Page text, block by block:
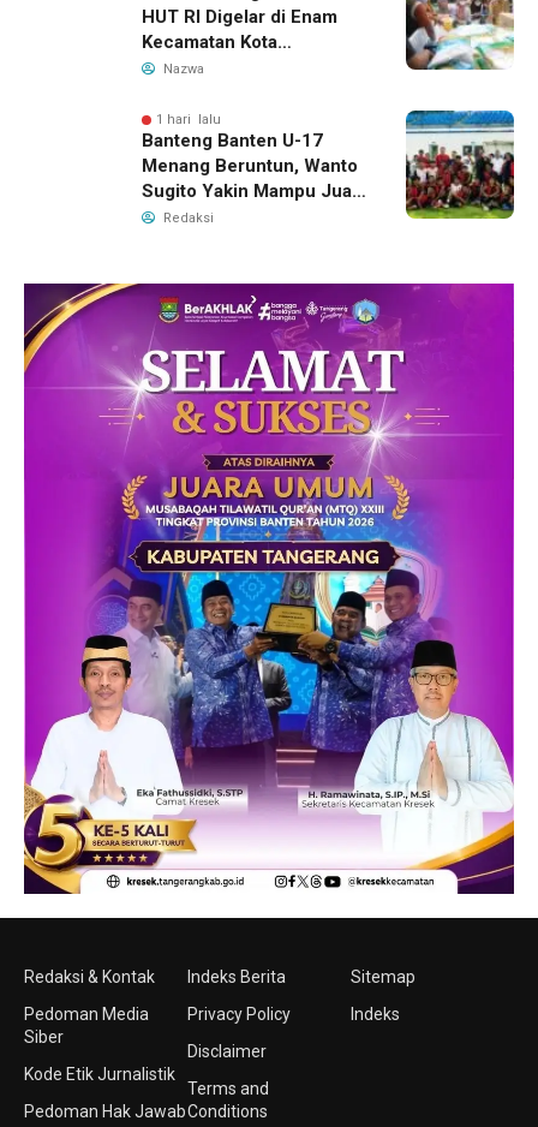
HUT RI Digelar di Enam
Kecamatan Kota
Tangerang, Catat
Nazwa
1 hari lalu
Banteng Banten U-17
Menang Beruntun, Wanto
Sugito Yakin Mampu Juara
Soekarno Cup 2026
Redaksi
Redaksi & Kontak
Pedoman Media
Siber
Kode Etik Jurnalistik
Pedoman Hak Jawab
Indeks Berita
Privacy Policy
Disclaimer
Terms and
Conditions
Sitemap
Indeks